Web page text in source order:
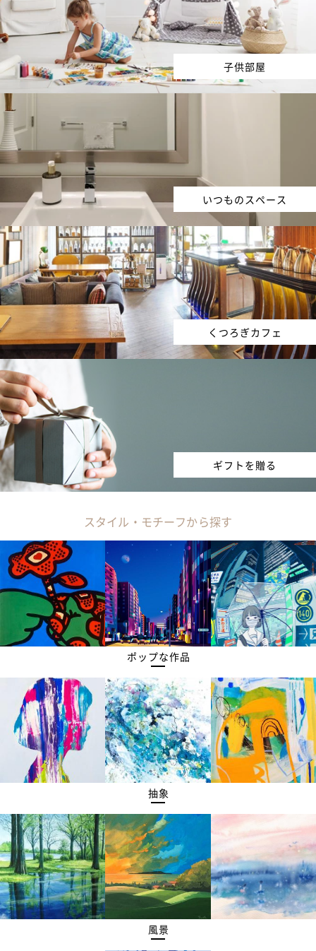
子供部屋
いつものスペース
くつろぎカフェ
ギフトを贈る
スタイル・モチーフから探す
ポップな作品
抽象
風景